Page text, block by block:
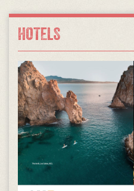
HOTELS